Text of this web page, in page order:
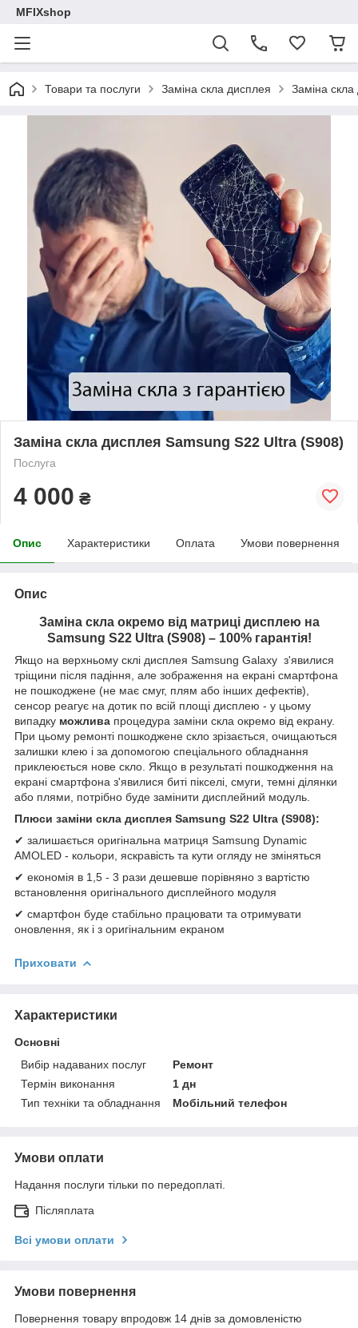
MFIXshop
Товари та послуги Заміна скла дисплея Заміна
Заміна скла дисплея Samsung S22 Ultra (S908)
Послуга
4 000 ₴
Опис Характеристики Оплата Умови повернення
Опис
Заміна скла окремо від матриці дисплею на
Samsung S22 Ultra (S908)– 100% гарантія!
Якщо на верхньому склі дисплея Samsung Galaxy з'явилися
тріщини після падіння, але зображення на екрані смартфона
не пошкоджене (не має смуг, плям або інших дефектів),
сенсор реагує на дотик по всій площі дисплею - у цьому
випадку можлива процедура заміни скла окремо від екрану.
При цьому ремонті пошкоджене скло зрізається, очищаються
залишки клею і за допомогою спеціального обладнання
приклеюється нове скло. Якщо в результаті пошкодження на
екрані смартфона з'явилися биті пікселі, смуги, темні ділянки
або плями, потрібно буде замінити дисплейний модуль.
Плюси заміни скла дисплея Samsung S22 Ultra (S908):
✔ залишається оригінальна матриця Samsung Dynamic
AMOLED - кольори, яскравість та кути огляду не зміняться
✔ економія в 1,5 - 3 рази дешевше порівняно з вартістю
встановлення оригінального дисплейного модуля
✔ смартфон буде стабільно працювати та отримувати
оновлення, як і з оригінальним екраном
Приховати
Характеристики
Основні
Вибір надаваних послуг
Ремонт
Термін виконання
1 дн
Тип техніки та обладнання
Мобільний телефон
Умови оплати
Надання послуги тільки по передоплаті.
Післяплата
Всі умови оплати
Умови повернення
Повернення товару впродовж 14 днів за домовленістю